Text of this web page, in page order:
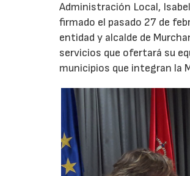
Administración Local,
firmado el pasado 27 de
entidad y alcalde de
servicios que ofertará su
municipios que integran la